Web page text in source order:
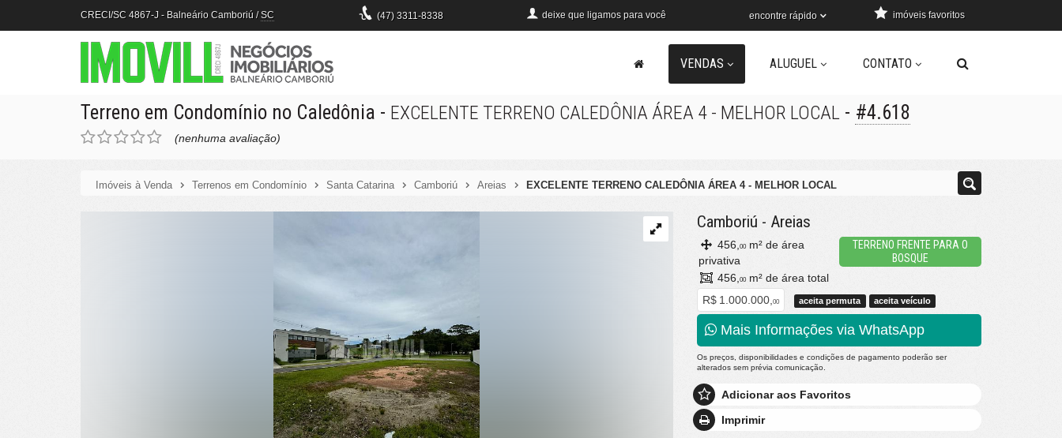
CRECI/SC 4867-J - Balneário Camboriú /SC (47) 3311-8338 deixe que ligamos para você encontre rápido imóveis favoritos
VENDAS ALUGUEL CONTATO
Terreno em Condomínio no Caledônia - EXCELENTE TERRENO CALEDÔNIA ÁREA 4 - MELHOR LOCAL - #4.618
(nenhuma avaliação)
Imóveis à Venda Terrenos em Condomínio Santa Catarina Camboriú Areias EXCELENTE TERRENO CALEDÔNIA ÁREA 4 - MELHOR LOCAL
Camboriú - Areias
TERRENO FRENTE PARA O
BOSQUE
456, 00 m² de área
privativa
456, 00 m² de área total
R$ 1.000.000, 00 aceita permuta aceita veículo
Mais Informações via WhatsApp
Os preços, disponibilidades e condições de pagamento poderão ser
alterados sem prévia comunicação.
Adicionar aos Favoritos
Imprimir